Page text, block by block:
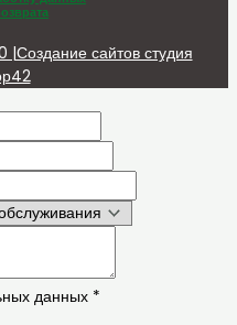
сайтов студия
данных *